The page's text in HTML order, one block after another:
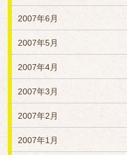
2007年6月
2007年5月
2007年4月
2007年3月
2007年2月
2007年1月